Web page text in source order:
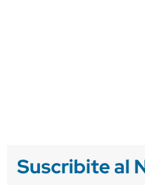
Suscribite al